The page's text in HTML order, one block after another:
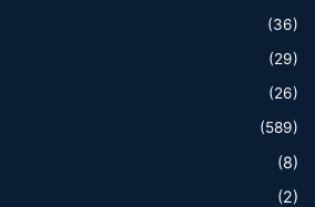
(36)
(29)
(26)
(589)
(8)
(2)